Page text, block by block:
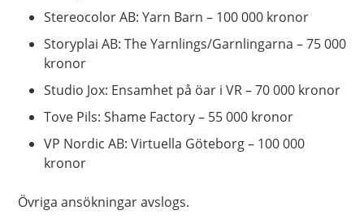
Stereocolor AB: Yarn Barn – 100 000 kronor
Storyplai AB: The Yarnlings/Garnlingarna – 75 000
kronor
Studio Jox: Ensamhet på öar i VR – 70 000 kronor
Tove Pils: Shame Factory – 55 000 kronor
VP Nordic AB: Virtuella Göteborg – 100 000
kronor
Övriga ansökningar avslogs.